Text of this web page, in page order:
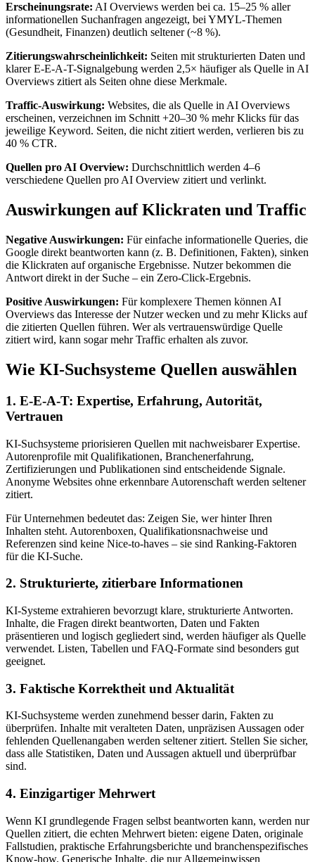
Erscheinungsrate: AI Overviews werden bei ca. 15–25 % aller
informationellen Suchanfragen angezeigt, bei YMYL-Themen
(Gesundheit, Finanzen) deutlich seltener (~8 %).
Zitierungswahrscheinlichkeit: Seiten mit strukturierten Daten und
klarer E-E-A-T-Signalgebung werden 2,5× häufiger als Quelle in AI
Overviews zitiert als Seiten ohne diese Merkmale.
Traffic-Auswirkung: Websites, die als Quelle in AI Overviews
erscheinen, verzeichnen im Schnitt +20–30 % mehr Klicks für das
jeweilige Keyword. Seiten, die nicht zitiert werden, verlieren bis zu
40 % CTR.
Quellen pro AI Overview: Durchschnittlich werden 4–6
verschiedene Quellen pro AI Overview zitiert und verlinkt.
Auswirkungen auf Klickraten und Traffic
Negative Auswirkungen: Für einfache informationelle Queries, die
Google direkt beantworten kann (z. B. Definitionen, Fakten), sinken
die Klickraten auf organische Ergebnisse. Nutzer bekommen die
Antwort direkt in der Suche – ein Zero-Click-Ergebnis.
Positive Auswirkungen: Für komplexere Themen können AI
Overviews das Interesse der Nutzer wecken und zu mehr Klicks auf
die zitierten Quellen führen. Wer als vertrauenswürdige Quelle
zitiert wird, kann sogar mehr Traffic erhalten als zuvor.
Wie KI-Suchsysteme Quellen auswählen
1. E-E-A-T: Expertise, Erfahrung, Autorität,
Vertrauen
KI-Suchsysteme priorisieren Quellen mit nachweisbarer Expertise.
Autorenprofile mit Qualifikationen, Branchenerfahrung,
Zertifizierungen und Publikationen sind entscheidende Signale.
Anonyme Websites ohne erkennbare Autorenschaft werden seltener
zitiert.
Für Unternehmen bedeutet das: Zeigen Sie, wer hinter Ihren
Inhalten steht. Autorenboxen, Qualifikationsnachweise und
Referenzen sind keine Nice-to-haves – sie sind Ranking-Faktoren
für die KI-Suche.
2. Strukturierte, zitierbare Informationen
KI-Systeme extrahieren bevorzugt klare, strukturierte Antworten.
Inhalte, die Fragen direkt beantworten, Daten und Fakten
präsentieren und logisch gegliedert sind, werden häufiger als Quelle
verwendet. Listen, Tabellen und FAQ-Formate sind besonders gut
geeignet.
3. Faktische Korrektheit und Aktualität
KI-Suchsysteme werden zunehmend besser darin, Fakten zu
überprüfen. Inhalte mit veralteten Daten, unpräzisen Aussagen oder
fehlenden Quellenangaben werden seltener zitiert. Stellen Sie sicher,
dass alle Statistiken, Daten und Aussagen aktuell und überprüfbar
sind.
4. Einzigartiger Mehrwert
Wenn KI grundlegende Fragen selbst beantworten kann, werden nur
Quellen zitiert, die echten Mehrwert bieten: eigene Daten, originale
Fallstudien, praktische Erfahrungsberichte und branchenspezifisches
Know-how. Generische Inhalte, die nur Allgemeinwissen